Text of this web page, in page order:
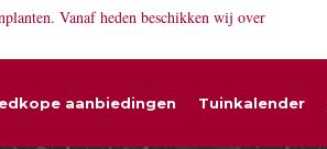
Vanaf heden beschikken wij over
aanbiedingen Tuinkalender